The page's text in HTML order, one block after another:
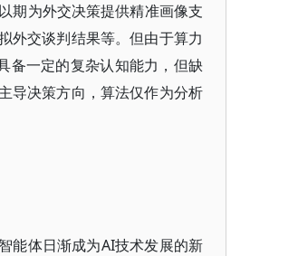
期为外交决策提供精准画像支
外交谈判结果等。但由于算力
备一定的复杂认知能力，但缺
导决策方向，算法仅作为分析
能体日渐成为AI技术发展的新